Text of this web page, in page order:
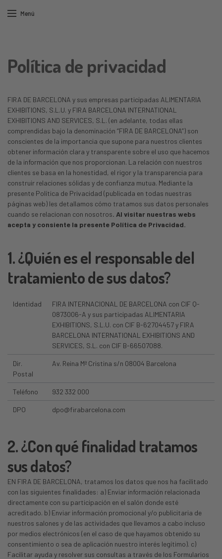
Menú
Política de privacidad
FIRA DE BARCELONA y sus empresas participadas ALIMENTARIA
EXHIBITIONS, S.L.U. y FIRA BARCELONA INTERNATIONAL
EXHIBITIONS AND SERVICES, S.L. (en adelante, todas ellas
comprendidas bajo la denominación “FIRA DE BARCELONA”) son
conscientes de la importancia que supone para nuestros clientes
obtener información clara y transparente sobre el uso que hacemos
de la información que nos proporcionan. La relación con nuestros
clientes se basa en la honestidad, el rigor y la transparencia para
construir relaciones sólidas y de confianza mutua. Mediante la
presente Política de Privacidad (publicada en todas nuestras
páginas web) les detallamos cómo tratamos sus datos personales
cuando se relacionan con nosotros. Al visitar nuestras webs
acepta y consiente la presente Política de Privacidad.
1. ¿Quién es el responsable del
tratamiento de sus datos?
Identidad
FIRA INTERNACIONAL DE BARCELONA con CIF Q-
0873006-A y sus participadas ALIMENTARIA
EXHIBITIONS, S.L.U. con CIF B-62704457 y FIRA
BARCELONA INTERNATIONAL EXHIBITIONS AND
SERVICES, S.L. con CIF B-66507088.
Dir.
Postal
Av. Reina Mª Cristina s/n 08004 Barcelona
Teléfono 932 332 000
DPO dpo@firabarcelona.com
2. ¿Con qué finalidad tratamos
sus datos?
EN FIRA DE BARCELONA, tratamos los datos que nos ha facilitado
con las siguientes finalidades: a) Enviar información relacionada
directamente con su participación en el salón donde esté
acreditado. b) Enviar información promocional y/o publicitaria de
nuestros salones y de las actividades que llevamos a cabo incluso
por medios electrónicos (en el caso de que hayamos obtenido su
consentimiento o sea de aplicación nuestro interés legítimo). c)
Facilitar ayuda y resolver sus consultas a través de los Formularios